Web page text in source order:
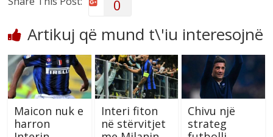
0
Artikuj që mund t\'iu interesojnë
Maicon nuk e
harron
Interi fiton
në stërvitjet
Chivu një
strateg